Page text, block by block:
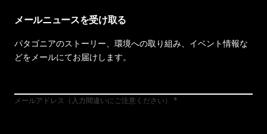
メールニュースを受け取る
パタゴニアのストーリー、環境への取り組み、イベント情報な
どをメールにてお届けします。
メールアドレス（入力間違いにご注意ください）